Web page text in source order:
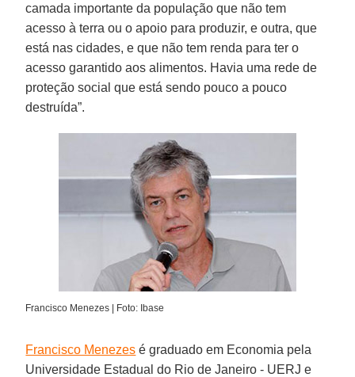
camada importante da população que não tem
acesso à terra ou o apoio para produzir, e outra, que
está nas cidades, e que não tem renda para ter o
acesso garantido aos alimentos. Havia uma rede de
proteção social que está sendo pouco a pouco
destruída”.
Francisco Menezes | Foto: Ibase
Francisco Menezes é graduado em Economia pela
Universidade Estadual do Rio de Janeiro - UERJ e